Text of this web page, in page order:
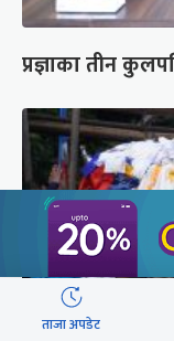
प्रज्ञाका तीन
ताजा अपडेट